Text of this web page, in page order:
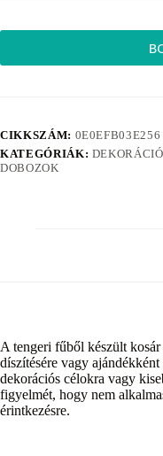
CIKKSZÁM: 0E0EFB03E256
KATEGÓRIÁK: DEKORÁCIÓ
DOBOZOK
A tengeri fűből készült
díszítésére vagy
dekorációs célokra vagy
figyelmét, hogy nem
érintkezésre.